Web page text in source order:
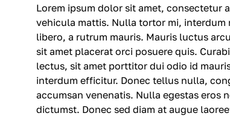
Lorem ipsum dolor sit amet, consectetur
vehicula mattis. Nulla tortor mi, interdum
libero, a rutrum mauris. Mauris luctus
sit amet placerat orci posuere quis.
lectus, sit amet porttitor dui odio id
interdum efficitur. Donec tellus nulla,
accumsan venenatis. Nulla egestas eros
dictumst. Donec sed diam at augue